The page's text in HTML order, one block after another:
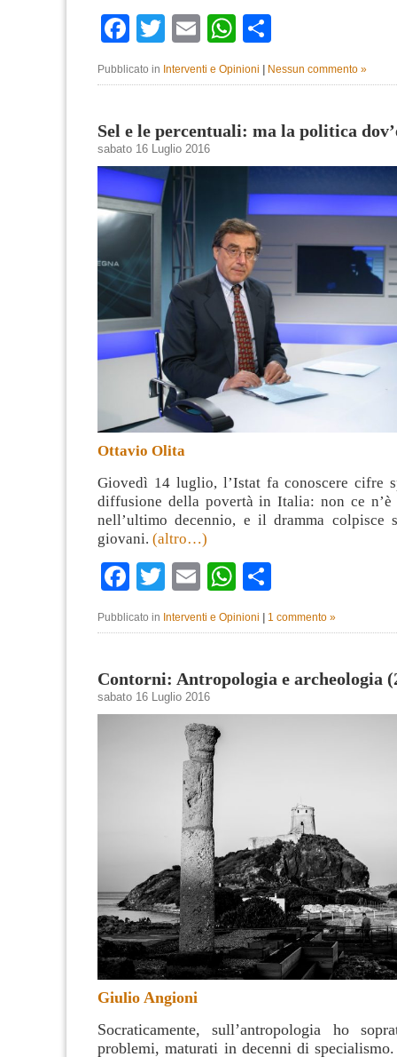
Facebook
TwitterEmailWhatsApp
Pubblicato in Interventi e Opinioni | Nessun commento »
Sel e le percentuali: ma la politica
sabato 16 Luglio 2016
Ottavio Olita
Giovedì 14 luglio, l’Istat fa conoscere cifre
diffusione della povertà in Italia: non ce n’è
nell’ultimo decennio, e il dramma colpisce
giovani. (altro…)
Facebook
TwitterEmailWhatsApp
Pubblicato in Interventi e Opinioni 1 commento »
Contorni: Antropologia e archeologia
sabato 16 Luglio 2016
Giulio Angioni
Socraticamente, sull’antropologia ho
problemi, maturati in decenni di